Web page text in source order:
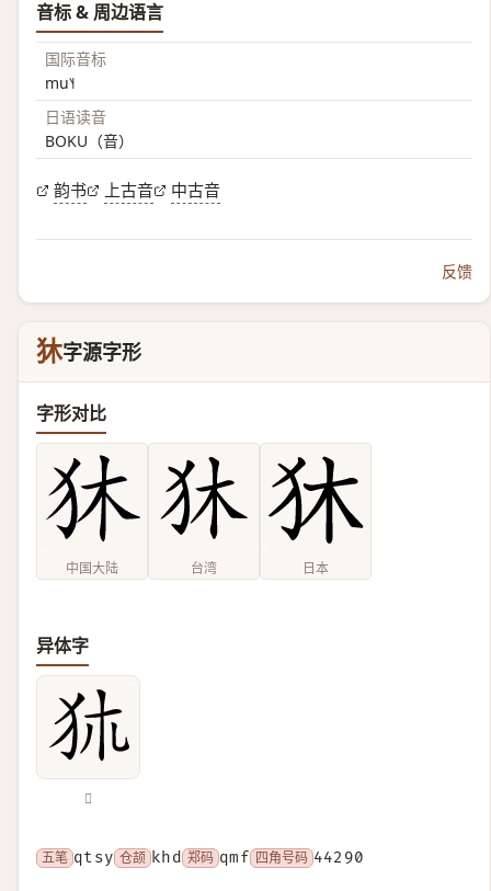
音标 & 周边语言
国际音标
mu˥˧
日语读音
BOKU（音）
韵书 上古音 中古音
反馈
狇字源字形
字形对比
中国大陆 台湾 日本
异体字
𤝂
五笔 qtsy 仓颉 khd 郑码 qmf 四角号码 44290